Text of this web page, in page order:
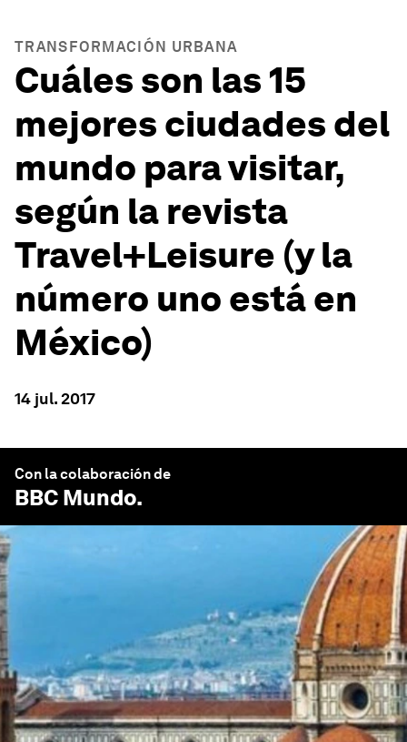
TRANSFORMACIÓN URBANA
Cuáles son las 15
mejores ciudades del
mundo para visitar,
según la revista
Travel+Leisure (y la
número uno está en
México)
14 jul. 2017
Con la colaboración de
BBC Mundo.